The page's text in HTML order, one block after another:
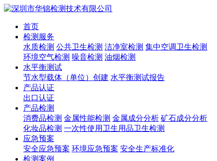
首页
检测服务
水质检测 公共卫生检测 洁净室检测 集中空调卫生检测
环境空气检测 噪音检测 油烟检测
水平衡测试
节水型载体（单位）创建 水平衡测试报告
产品认证
出口认证
产品检测
消费品检测 金属性能检测 金属成分分析 矿石成分分析
化妆品检测 一次性使用卫生用品卫生检测
应急预案
安全应急预案 环境应急预案 安全生产标准化
检测案例